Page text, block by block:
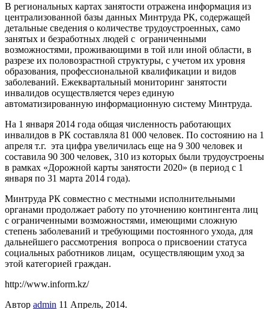
В региональных картах занятости отражена информация из
централизованной базы данных Минтруда РК, содержащей
детальные сведения о количестве трудоустроенных, само
занятых и безработных людей с ограниченными
возможностями, проживающими в той или иной области, в
разрезе их половозрастной структуры, с учетом их уровня
образования, профессиональной квалификации и видов
заболеваний. Ежеквартальный мониторинг занятости
инвалидов осуществляется через единую
автоматизированную информационную систему Минтруда.
На 1 января 2014 года общая численность работающих
инвалидов в РК составляла 81 000 человек. По состоянию на 1
апреля т.г. эта цифра увеличилась еще на 9 300 человек и
составила 90 300 человек, 310 из которых были трудоустроены
в рамках «Дорожной карты занятости 2020» (в период с 1
января по 31 марта 2014 года).
Минтруда РК совместно с местными исполнительными
органами продолжает работу по уточнению контингента лиц
с ограниченными возможностями, имеющими сложную
степень заболеваний и требующими постоянного ухода, для
дальнейшего рассмотрения вопроса о присвоении статуса
социальных работников лицам, осуществляющим уход за
этой категорией граждан.
http://www.inform.kz/
Автор admin 11 Апрель, 2014.